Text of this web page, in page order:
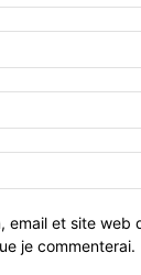
email et site web
je commenterai.